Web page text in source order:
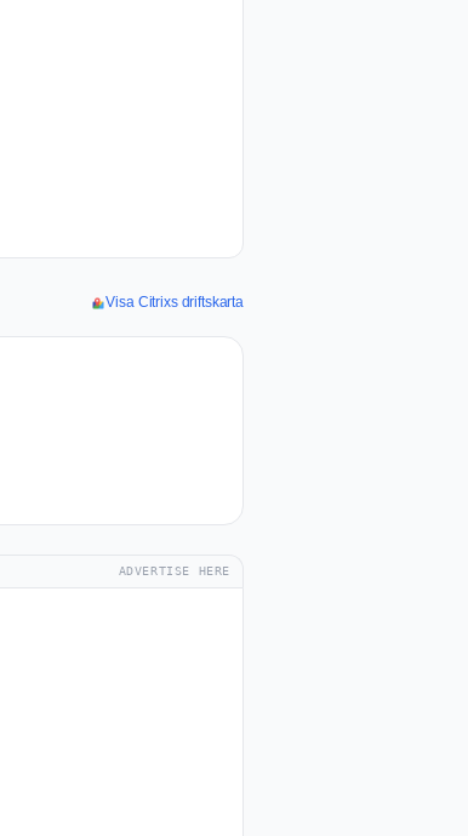
Visa Citrixs driftskarta
ADVERTISE HERE